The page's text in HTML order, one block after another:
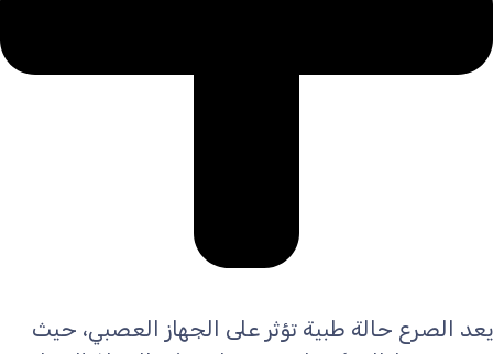
يعد الصرع حالة طبية تؤثر على الجهاز العصبي، حيث